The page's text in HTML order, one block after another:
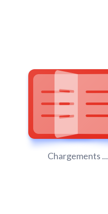
Chargements ...